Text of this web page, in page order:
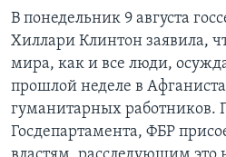
поискДИСКУССИЯ VOA
ДЕТАЛИ
НЬЮ-ЙОРК NEW YORK
АМЕРИКА. БОЛЬШОЕ
АРТЕФАКТЫ
АМЕРИКАНСКИЕ ГОРОДКИ
ТЕСТЫ
ЗА СВОБОДУ ПРЕССЫ
УЧИМ АНГЛИЙСКИЙ
ВИДЕО
ПОДПИСКА НА НОВОСТИ
В понедельник 9 августа
Хиллари Клинтон заявила,
мира, как и все люди,
прошлой неделе в
гуманитарных работников.
Госдепартамента, ФБР